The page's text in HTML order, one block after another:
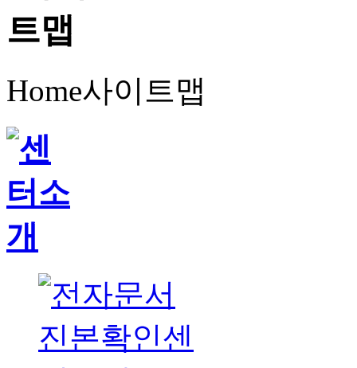
Home사이트맵